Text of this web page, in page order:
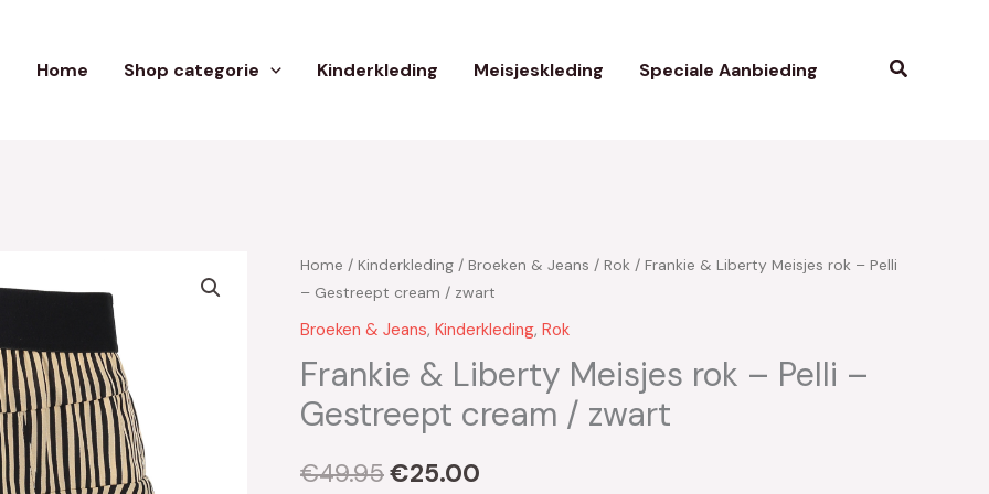
Home Shop categorie Kinderkleding Meisjeskleding Speciale Aanbieding Zoeken
Home / Kinderkleding / Broeken & Jeans / Rok / Frankie & Liberty Meisjes rok – Pelli
– Gestreept cream / zwart
Broeken & Jeans, Kinderkleding, Rok
Frankie & Liberty Meisjes rok – Pelli –
Gestreept cream / zwart
€49.95
Oorspronkelijke
prijs
was:
€49.95.
€25.00
Huidige
prijs
is:
€25.00.